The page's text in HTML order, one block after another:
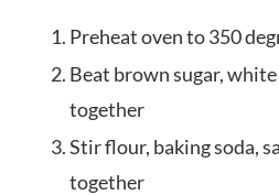
Preheat oven to 350
Beat brown sugar,
together
Stir flour, baking soda,
together